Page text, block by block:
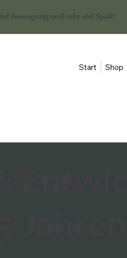
Bewegung und sehr viel Spaß!
Start Shop